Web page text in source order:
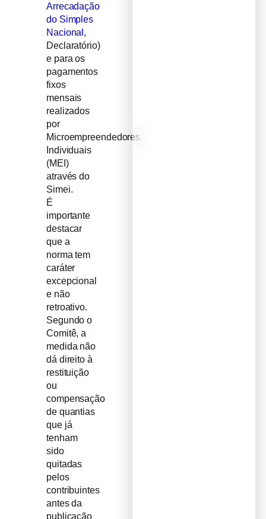
Arrecadação
do Simples
Nacional ,
Declaratório)
e para os
pagamentos
fixos
mensais
realizados
por
Microempreendedores
Individuais
(MEI)
através do
Simei.
É
importante
destacar
que a
norma tem
caráter
excepcional
e não
retroativo.
Segundo o
Comitê, a
medida não
dá direito à
restituição
ou
compensação
de quantias
que já
tenham
sido
quitadas
pelos
contribuintes
antes da
publicação